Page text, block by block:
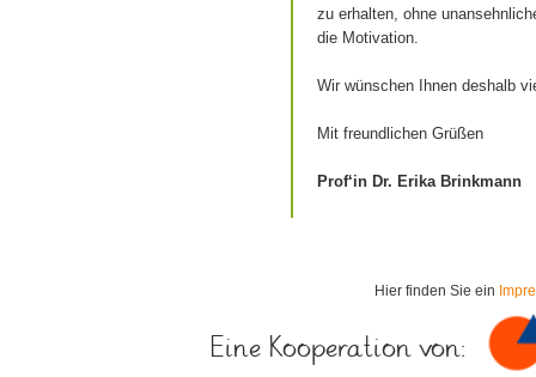
zu erhalten, ohne
die Motivation.
Wir wünschen Ihnen deshalb
Mit freundlichen Grüßen
Prof‘in Dr. Erika
Hier finden Sie ein
Eine Kooperation von: